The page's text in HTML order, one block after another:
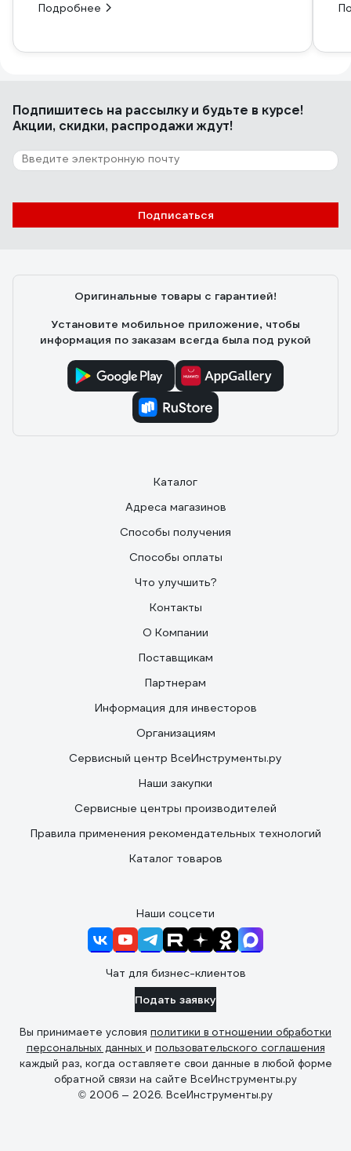
Подробнее
Подпишитесь на рассылкуи будьте в курсе!
Акции, скидки, распродажи ждут!
Подписаться
Оригинальные товары с гарантией!
Установите мобильное приложение, чтобы
информация по заказам всегда была под рукой
Каталог
Адреса магазинов
Способы получения
Способы оплаты
Что улучшить?
Контакты
О Компании
Поставщикам
Партнерам
Информация для инвесторов
Организациям
Сервисный центр ВсеИнструменты.ру
Наши закупки
Сервисные центры производителей
Правила применения рекомендательных технологий
Каталог товаров
Наши соцсети
Чат для бизнес-клиентов
Подать заявку
Вы принимаете условия политики в отношении обработки
персональных данных и пользовательского соглашения
каждый раз, когда оставляете свои данные в любой форме
обратной связи на сайте ВсеИнструменты.ру
© 2006 — 2026. ВсеИнструменты.ру